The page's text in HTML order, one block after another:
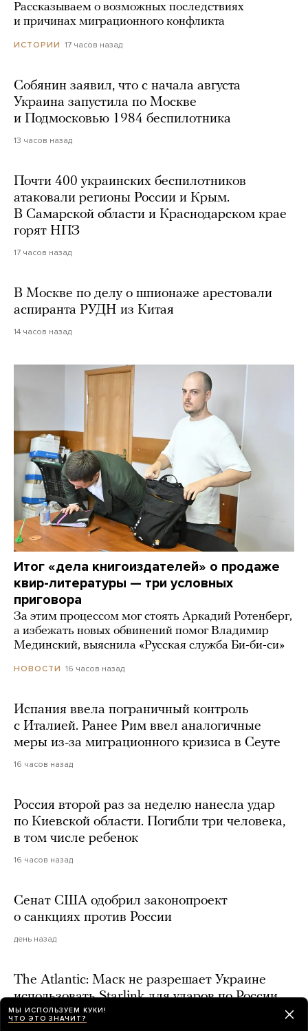
Рассказываем о возможных последствиях
и причинах миграционного конфликта
ИСТОРИИ 17 часов назад
Собянин заявил, что с начала августа
Украина запустила по Москве
и Подмосковью 1984 беспилотника
13 часов назад
Почти 400 украинских беспилотников
атаковали регионы России и Крым.
В Самарской области и Краснодарском крае
горят НПЗ
17 часов назад
В Москве по делу о шпионаже арестовали
аспиранта РУДН из Китая
14 часов назад
Итог «дела книгоиздателей» о продаже
квир-литературы — три условных
приговора
За этим процессом мог стоять Аркадий Ротенберг,
а избежать новых обвинений помог Владимир
Мединский, выяснила «Русская служба Би-би-си»
НОВОСТИ 16 часов назад
Испания ввела пограничный контроль
с Италией. Ранее Рим ввел аналогичные
меры из-за миграционного кризиса в Сеуте
16 часов назад
Россия второй раз за неделю нанесла удар
по Киевской области. Погибли три человека,
в том числе ребенок
16 часов назад
Сенат США одобрил законопроект
о санкциях против России
день назад
The Atlantic: Маск не разрешает Украине
использовать Starlink для ударов по России.
Он считает, что «пора заключать сделку»
МЫ ИСПОЛЬЗУЕМ КУКИ!
ЧТО ЭТО ЗНАЧИТ?